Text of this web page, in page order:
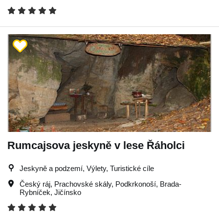
Rumcajsova jeskyně v lese Řáholci
Jeskyně a podzemí, Výlety, Turistické cíle
Český ráj, Prachovské skály, Podkrkonoší, Brada-
Rybníček, Jičínsko